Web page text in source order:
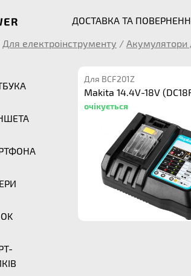
ДОСТАВКА ТА
Для електроінструменту / Акумулятори
Для BCF201Z
Makita 14.4V-18V
очікується